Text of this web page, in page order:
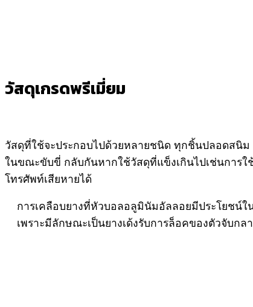
วัสดุเกรดพรีเมี่ยม
วัสดุที่ใช้จะประกอบไปด้วยหลายชนิด ทุกชิ้นปลอดสนิม
ในขณะขับขี่ กลับกันหากใช้วัสดุที่แข็งเกินไปเช่นการ
โทรศัพท์เสียหายได้
การเคลือบยางที่หัวบอลอลูมินัมอัลลอยมีประโยชน์
เพราะมีลักษณะเป็นยางเด้งรับการล็อคของตัวจับกล